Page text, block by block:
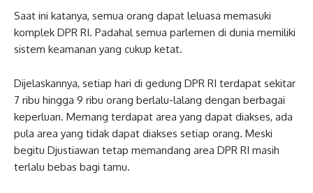
Saat ini katanya, semua orang dapat leluasa memasuki
komplek DPR RI. Padahal semua parlemen di dunia memiliki
sistem keamanan yang cukup ketat.
Dijelaskannya, setiap hari di gedung DPR RI terdapat sekitar
7 ribu hingga 9 ribu orang berlalu-lalang dengan berbagai
keperluan. Memang terdapat area yang dapat diakses, ada
pula area yang tidak dapat diakses setiap orang. Meski
begitu Djustiawan tetap memandang area DPR RI masih
terlalu bebas bagi tamu.